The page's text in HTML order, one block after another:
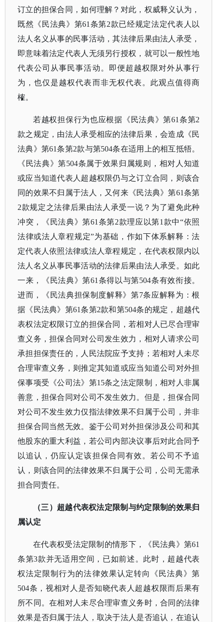
订立的担保合同，如何理解？对此，权威释义认为，
既然《民法典》第61条第2款已经规定法定代表人以
法人名义从事的民事活动，其法律后果由法人承受，
即意味着法定代表人无须另行授权，就可以一般性地
代表公司从事民事活动。即便超越权限对外从事行
为，也仅是越权代表而非无权代表。此观点值得商
榷。
若越权担保行为也应根据《民法典》第61条第2
款之规定，由法人承受相应的法律后果，会造成《民
法典》第61条第2款与第504条在适用上的相互抵牾。
《民法典》第504条属于效果归属规则，相对人知道
或应当知道代表人超越权限仍与之订立合同，则该合
同的效果不归属于法人，又何来《民法典》第61条第
2款规定之法律后果由法人承受一说？为了避免此种
冲突，《民法典》第61条第2款理应以第1款中“依照
法律或法人章程规定”为基础，作如下体系解释：法
定代表人依照法律或法人章程规定，在代表权限内以
法人名义从事民事活动的法律后果由法人承受。如此
一来，《民法典》第61条得以与第504条有效衔接。
进而，《民法典担保制度解释》第7条应解释为：根
据《民法典》第61条第2款和第504条的规定，超越代
表权法定权限订立的担保合同，若相对人已尽合理审
查义务，担保合同对公司发生效力，相对人请求公司
承担担保责任的，人民法院应予支持；若相对人未尽
合理审查义务，则推定其知道或应当知道公司对外担
保事项受《公司法》第15条之法定限制，相对人非属
善意，担保合同对公司不发生效力。但是，担保合同
对公司不发生效力仅指法律效果不归属于公司，并非
担保合同当然无效。鉴于公司对外担保涉及公司和其
他股东的重大利益，若公司内部决议事后对此合同予
以追认，仍应认定该担保合同有效。若公司不予追
认，则该合同的法律效果不归属于公司，公司无需承
担合同责任。
（三）超越代表权法定限制与约定限制的效果归
属认定
在代表权受法定限制的情形下，《民法典》第61
条第3款并无适用空间，已如前述。此时，超越代表
权法定限制行为的法律效果认定转向《民法典》第
504条，视相对人是否知晓代表人超越权限而后果有
所不同。在相对人未尽合理审查义务时，合同的法律
效果是否归属于法人，取决于法人是否追认，在追认